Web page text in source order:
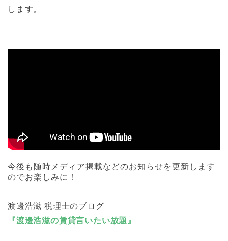
します。
今後も随時メディア掲載などのお知らせを更新します
のでお楽しみに！
渡邊浩滋 税理士のブログ
『渡邊浩滋の賃貸言いたい放題』